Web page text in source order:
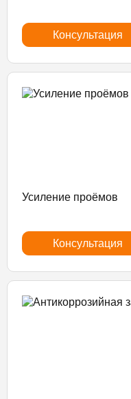
Консультация
Усиление проёмов
Консультация